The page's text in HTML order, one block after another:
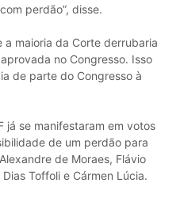
perdão”, disse.
maioria da Corte derrubaria
no Congresso. Isso
de parte do Congresso à
já se manifestaram em votos
de um perdão para
de Moraes, Flávio
Toffoli e Cármen Lúcia.